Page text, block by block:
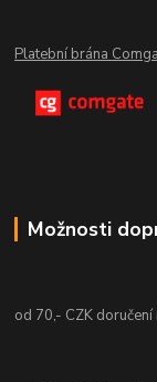
Platební brána
Možnosti
od 70,- CZK